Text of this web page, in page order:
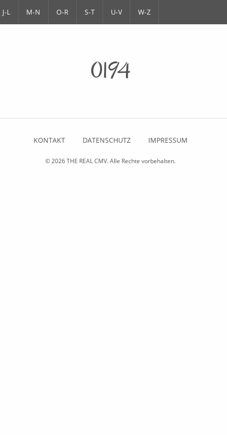
J-L M-N O-R S-T U-V W-Z
0194
KONTAKT DATENSCHUTZ IMPRESSUM
© 2026THE REAL CMV. Alle Rechte vorbehalten.